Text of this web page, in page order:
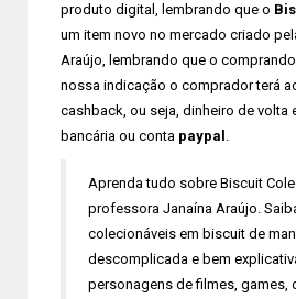
produto digital, lembrando que o
um item novo no mercado criado
Araújo, lembrando que o
nossa indicação o comprador terá
cashback, ou seja, dinheiro de volta
bancária ou conta paypal .
Aprenda tudo sobre Biscuit
professora Janaína Araújo.
colecionáveis em biscuit de
descomplicada e bem
personagens de filmes, games,